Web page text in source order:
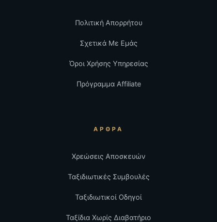
Πολιτική Απορρήτου
Σχετικά Με Εμάς
Όροι Χρήσης Υπηρεσίας
Πρόγραμμα Affiliate
ΆΡΘΡΑ
Χρεώσεις Αποσκευών
Ταξιδιωτικές Συμβουλές
Ταξιδιωτικοί Οδηγοί
Ταξίδια Χωρίς Διαβατήριο